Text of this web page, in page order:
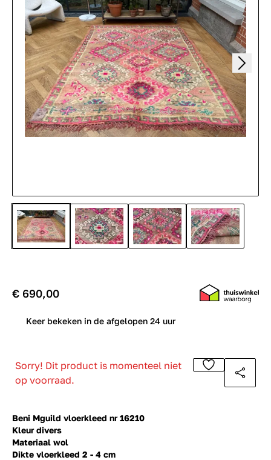
Beni Mguild vloerkleed nr 16210
Kleur divers
Materiaal wol
Dikte vloerkleed 2 - 4 cm
€ 690,00
Keer bekeken in de afgelopen 24 uur
Sorry! Dit product is momenteel niet
op voorraad.